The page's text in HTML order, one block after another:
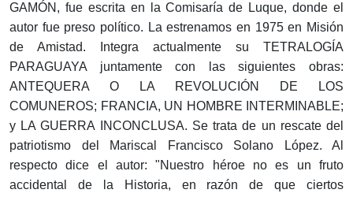
GAMÓN, fue escrita en la Comisaría de Luque, donde el
autor fue preso político. La estrenamos en 1975 en Misión
de Amistad. Integra actualmente su TETRALOGÍA
PARAGUAYA juntamente con las siguientes obras:
ANTEQUERA O LA REVOLUCIÓN DE LOS
COMUNEROS; FRANCIA, UN HOMBRE INTERMINABLE;
y LA GUERRA INCONCLUSA. Se trata de un rescate del
patriotismo del Mariscal Francisco Solano López. Al
respecto dice el autor: "Nuestro héroe no es un fruto
accidental de la Historia, en razón de que ciertos